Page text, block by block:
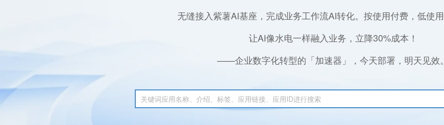
无缝接入紫薯AI基座，完成业务工作流AI转化。按使用付费，低使
让AI像水电一样融入业务，立降30%成本！
——企业数字化转型的「加速器」，今天部署，明天见效